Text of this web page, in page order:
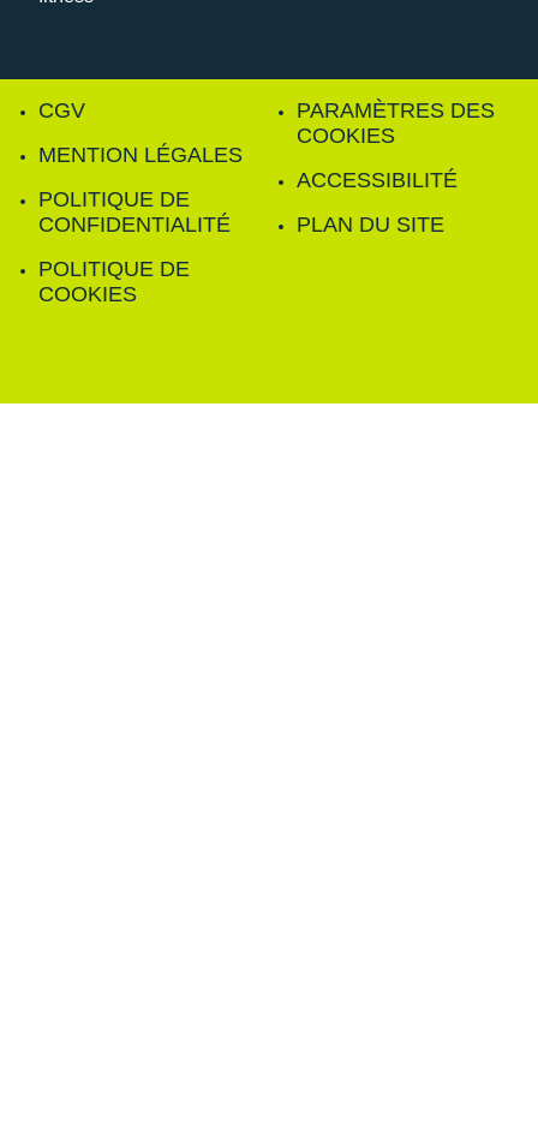
CGV
MENTION LÉGALES
POLITIQUE DE
CONFIDENTIALITÉ
POLITIQUE DE
COOKIES
PARAMÈTRES DES
COOKIES
ACCESSIBILITÉ
PLAN DU SITE